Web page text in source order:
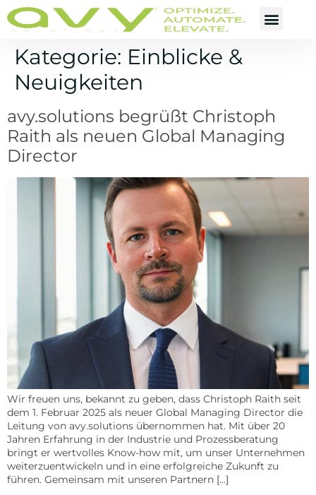
Kategorie: Einblicke &
Neuigkeiten
avy.solutions begrüßt Christoph
Raith als neuen Global Managing
Director
Wir freuen uns, bekannt zu geben, dass Christoph Raith seit
dem 1. Februar 2025 als neuer Global Managing Director die
Leitung von avy.solutions übernommen hat. Mit über 20
Jahren Erfahrung in der Industrie und Prozessberatung
bringt er wertvolles Know-how mit, um unser Unternehmen
weiterzuentwickeln und in eine erfolgreiche Zukunft zu
führen. Gemeinsam mit unseren Partnern […]